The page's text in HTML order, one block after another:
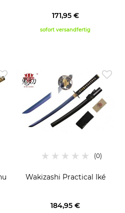
171,95 €
sofort versandfertig
Wakizashi Practical Iké
184,95 €